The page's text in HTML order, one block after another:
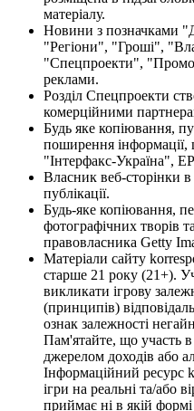
матеріалу.
Новини з позначками
"Регіони", "Гроші",
"Спецпроекти",
реклами.
Розділ Спецпроекти
комерційними
Будь яке копіювання,
поширення інформації,
"Інтерфакс-Україна",
Власник веб-сторінки
публікації.
Будь-яке копіювання,
фотографічних творів
правовласника Getty
Матеріали сайту
старше 21 року (21+).
викликати ігрову
(принципів)
ознак залежності
Пам'ятайте, що участь
джерелом доходів або
Інформаційний ресурс
ігри на реальні та/або
приймає ні в якій